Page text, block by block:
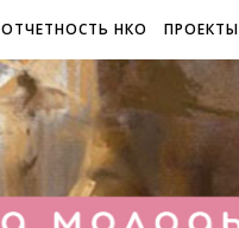
ОТЧЕТНОСТЬ НКО ПРОЕКТЫ